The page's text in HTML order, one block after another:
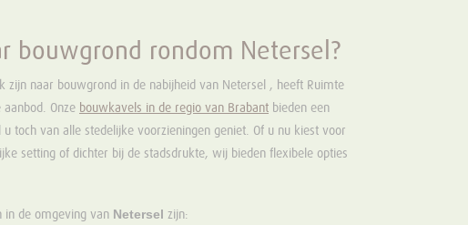
bouwgrond rondom Netersel?
zijn naar bouwgrond in de nabijheid van Netersel , heeft Ruimte
Onze bouwkavels in de regio van Brabant bieden een
toch van alle stedelijke voorzieningen geniet. Of u nu kiest voor
setting of dichter bij de stadsdrukte, wij bieden flexibele opties
in de omgeving van Netersel zijn: